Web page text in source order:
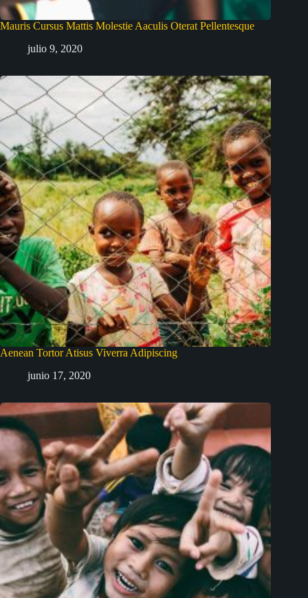
Mauris Cursus Mattis Molestie Aaculis Oterat Pellentesque
julio 9, 2020
Aenean Tortor Atisus Viverra Adipiscing
junio 17, 2020